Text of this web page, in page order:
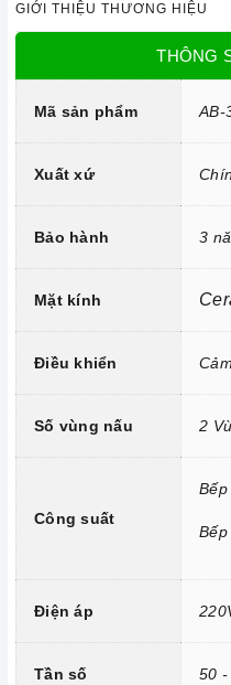
Công nghệ hiện đại
Mâm từ đường kính 22cm
Công nghệ INVERTER tiết
Trang bị 9 dải công suất
Tính năng vượt trội
Chức năng Booster:Giúp
nhanh chóng trên các
GIỚI THIỆU THƯƠNG HIỆU
THÔNG
Mã sản phẩm AB-
Xuất xứ
Bảo hành 3
Mặt kính
Điều khiển
Số vùng nấu 2
Công suất
Bếp
Điện áp
Tần số 50 -